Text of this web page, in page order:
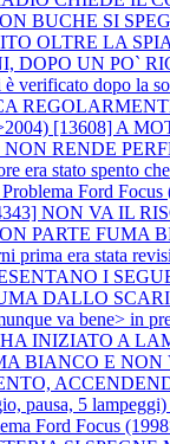
BUCHE SI
OLTRE LA
DOPO UN PO`
verificato dopo la
[13608] A
RENDE
era stato spento
Problema Ford
NON VA IL
PARTE FUMA
prima era stata
I
DALLO
va bene> in
INIZIATO A
BIANCO E NON
pausa, 5
Ford Focus